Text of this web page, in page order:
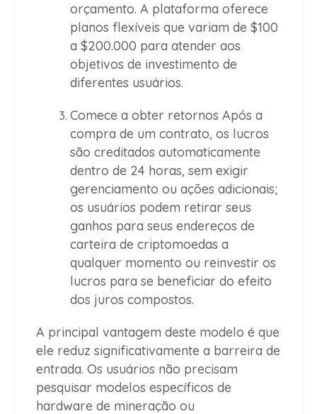
orçamento. A plataforma oferece
planos flexíveis que variam de $100
a $200.000 para atender aos
objetivos de investimento de
diferentes usuários.
Comece a obter retornos Após a
compra de um contrato, os lucros
são creditados automaticamente
dentro de 24 horas, sem exigir
gerenciamento ou ações adicionais;
os usuários podem retirar seus
ganhos para seus endereços de
carteira de criptomoedas a
qualquer momento ou reinvestir os
lucros para se beneficiar do efeito
dos juros compostos.
A principal vantagem deste modelo é que
ele reduz significativamente a barreira de
entrada. Os usuários não precisam
pesquisar modelos específicos de
hardware de mineração ou